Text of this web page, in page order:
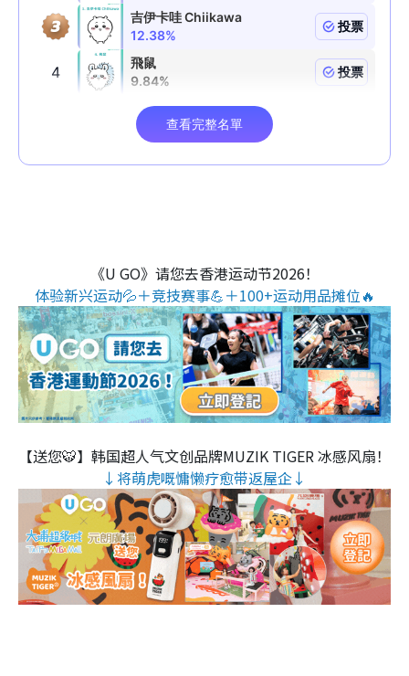
《U GO》请您去香港运动节2026！
体验新兴运动💦＋竞技赛事💪＋100+运动用品摊位🔥
【送您🐯】韩国超人气文创品牌MUZIK TIGER 冰感风扇！
↓将萌虎嘅慵懒疗愈带返屋企↓